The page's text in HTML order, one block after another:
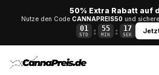
50% Extra Rabatt auf
Nutze den Code CANNAPREIS50und
01
STD : 55
MIN : 16
SEK